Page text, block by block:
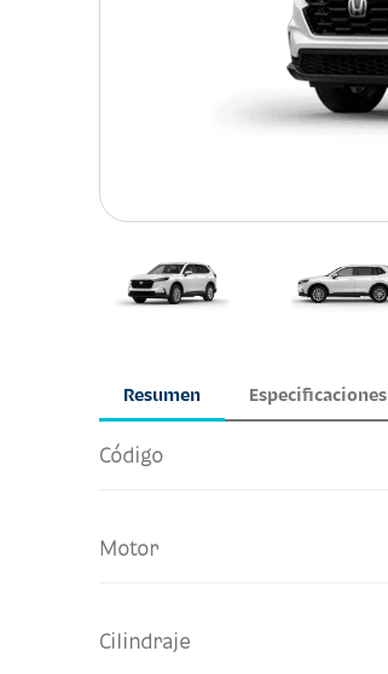
Resumen
Código
Motor
Cilindraje